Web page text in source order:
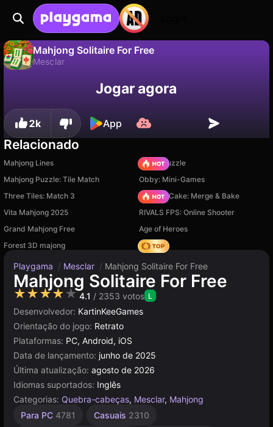
Mahjong Solitaire For Free
Mesclar
Salve o progresso!Jogar agora
2k App
Relacionado
Mahjong Lines
Arrow Puzzle
Mahjong Puzzle: Tile Match
Obby: Mini-Games
Three Tiles: Match 3
Piece of Cake: Merge & Bake
Vita Mahjong 2025
RIVALS FPS: Online Shooter
Grand Mahjong Free
Age of Heroes
Forest 3D majong
Hedgies
Playgama / Mesclar / Mahjong Solitaire For Free
Mahjong Solitaire For Free
★★★★★4.1 / 2353 votos L
Desenvolvedor: KartinKeeGames
Orientação do jogo: Retrato
Plataformas: PC, Android, iOS
Data de lançamento: junho de 2025
Última atualização: agosto de 2026
Idiomas suportados: Inglês
Categorias: Quebra-cabeças, Mesclar, Mahjong
Para PC 4781 Casuais 2310
Unity
Mahjong